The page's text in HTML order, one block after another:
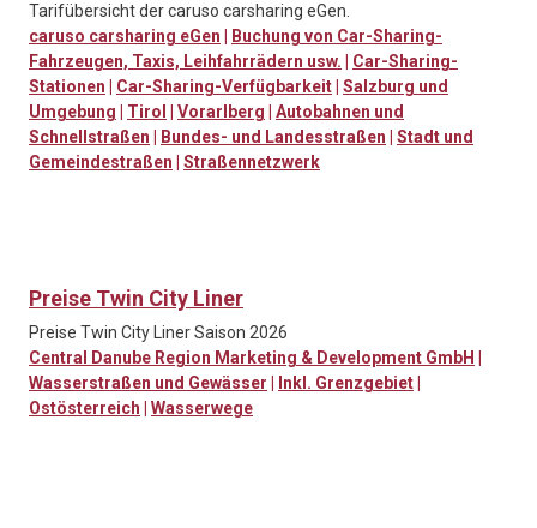
Tarifübersicht der caruso carsharing eGen.
caruso carsharing eGen
Buchung von Car-Sharing-
Fahrzeugen, Taxis, Leihfahrrädern usw.
Car-Sharing-
Stationen
Car-Sharing-Verfügbarkeit Salzburg und
Umgebung
Tirol Vorarlberg
Autobahnen und
Schnellstraßen
Bundes- und Landesstraßen
Stadt und
Gemeindestraßen
Straßennetzwerk
Preise Twin City Liner
Preise Twin City Liner Saison 2026
Central Danube Region Marketing & Development GmbH
Wasserstraßen und Gewässer
Inkl. Grenzgebiet
Ostösterreich
Wasserwege